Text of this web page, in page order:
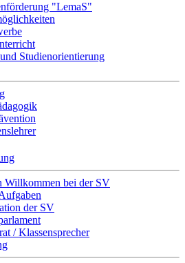
"LemaS"
Studienorientierung
Willkommen bei der SV
der SV
/ Klassensprecher